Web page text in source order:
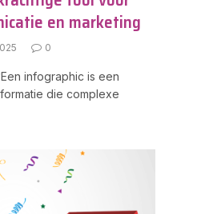
en marketing
0
infographic is een
die complexe